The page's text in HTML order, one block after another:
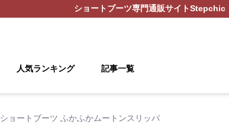
ショートブーツ専門通販サイトStepchic
人気ランキング 記事一覧
ショートブーツ ふかふかムートンスリッパ